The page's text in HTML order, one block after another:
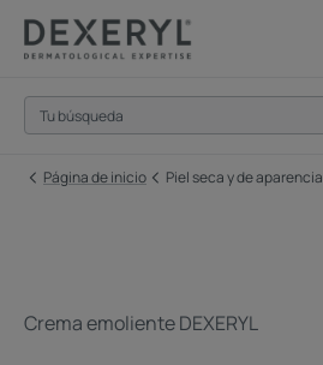
Página de inicio Piel seca y de
Crema emoliente DEXERYL